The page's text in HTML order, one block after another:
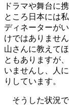
ドラマや舞台に
ところ日本には
ディネーターが
けではありませ
山さんに教えて
ともありますが
いませんし、人
りしています。
そうした状況で